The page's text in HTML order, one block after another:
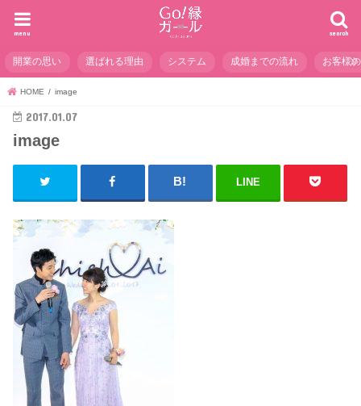
search
menu
開業の思い 選ばれる理由 システム 成婚までの流れ お客様
HOME image
2017.01.07
image
LINE